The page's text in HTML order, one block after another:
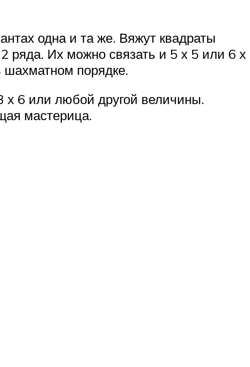
одна и та же. Вяжут квадраты
ряда. Их можно связать и 5 х 5 или 6 х
шахматном порядке.
х 6 или любой другой величины.
мастерица.